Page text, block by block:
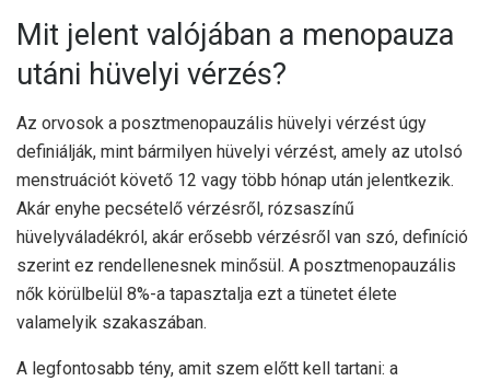
Mit jelent valójában a menopauza
utáni hüvelyi vérzés?
Az orvosok a posztmenopauzális hüvelyi vérzést úgy
definiálják, mint bármilyen hüvelyi vérzést, amely az utolsó
menstruációt követő 12 vagy több hónap után jelentkezik.
Akár enyhe pecsételő vérzésről, rózsaszínű
hüvelyváladékról, akár erősebb vérzésről van szó, definíció
szerint ez rendellenesnek minősül. A posztmenopauzális
nők körülbelül 8%-a tapasztalja ezt a tünetet élete
valamelyik szakaszában.
A legfontosabb tény, amit szem előtt kell tartani: a